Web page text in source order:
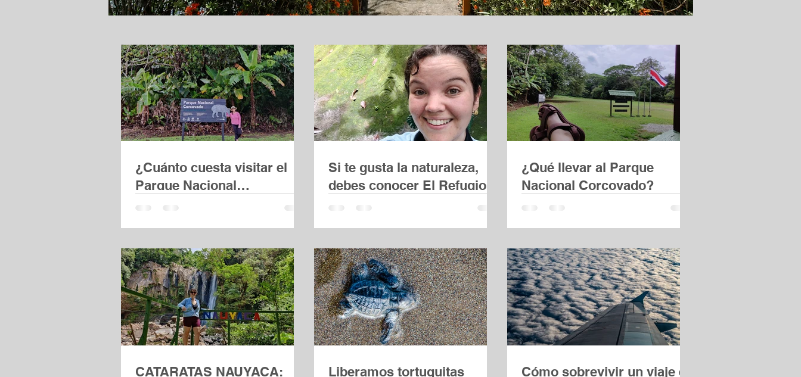
¿Cuánto cuesta visitar el
Parque Nacional
Si te gusta la naturaleza,
debes conocer El Refugio
¿Qué llevar al Parque
Nacional Corcovado?
CATARATAS NAUYACA: Liberamos tortuguitas Cómo sobrevivir un viaje en